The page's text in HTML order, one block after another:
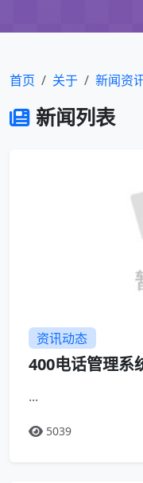
首页 关于 新闻资
新闻列表
资讯动态
400电话管理系
...
5039